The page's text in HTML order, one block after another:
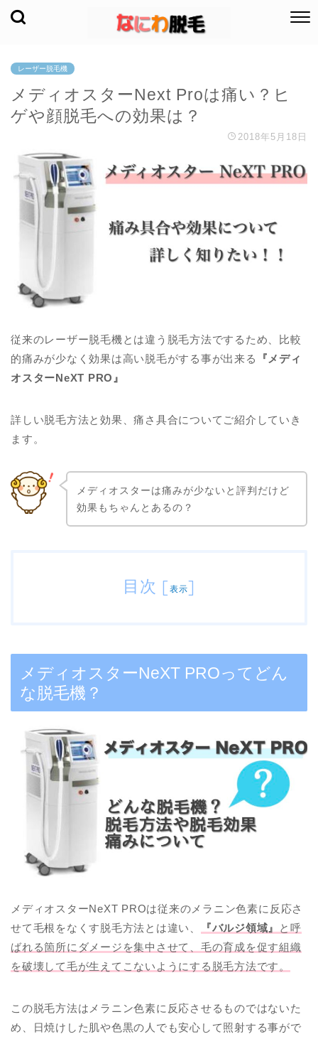
レーザー脱毛機
メディオスターNext Proは痛い？ヒ
ゲや顔脱毛への効果は？
2018年5月18日
従来のレーザー脱毛機とは違う脱毛方法でするため、比較
的痛みが少なく効果は高い脱毛がする事が出来る
『メディ
オスターNeXT PRO』
詳しい脱毛方法と効果、痛さ具合についてご紹介していき
ます。
メディオスターは痛みが少ないと評判だけど
効果もちゃんとあるの？
目次 [ 表示]
メディオスターNeXT PROってどん
な脱毛機？
メディオスターNeXT PROは従来のメラニン色素に反応さ
せて毛根をなくす脱毛方法とは違い、
『バルジ領域』
と呼
ばれる箇所にダメージを集中させて、毛の育成を促す組織
を破壊して毛が生えてこないようにする脱毛方法です。
この脱毛方法はメラニン色素に反応させるものではないた
め、日焼けした肌や色黒の人でも安心して照射する事がで